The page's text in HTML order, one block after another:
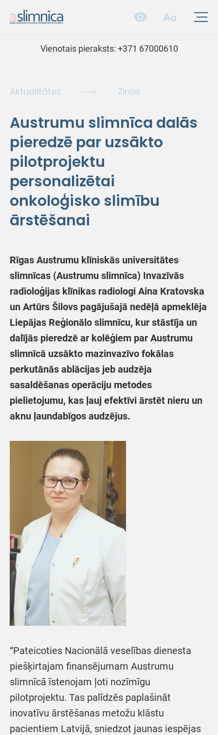
Vienotais pieraksts: +371 67000610
Aktualitātes Ziņas
Austrumu slimnīca dalās
pieredzē par uzsākto
pilotprojektu
personalizētai
onkoloģisko slimību
ārstēšanai
Rīgas Austrumu klīniskās universitātes
slimnīcas (Austrumu slimnīca) Invazīvās
radioloģijas klīnikas radiologi Aina Kratovska
un Artūrs Šilovs pagājušajā nedēļā apmeklēja
Liepājas Reģionālo slimnīcu, kur stāstīja un
dalījās pieredzē ar kolēģiem par Austrumu
slimnīcā uzsākto mazinvazīvo fokālas
perkutānās ablācijas jeb audzēja
sasaldēšanas operāciju metodes
pielietojumu, kas ļauj efektīvi ārstēt nieru un
aknu ļaundabīgos audzējus.
“Pateicoties Nacionālā veselības dienesta
piešķirtajam finansējumam Austrumu
slimnīcā īstenojam ļoti nozīmīgu
pilotprojektu. Tas palīdzēs paplašināt
inovatīvu ārstēšanas metožu klāstu
pacientiem Latvijā, sniedzot jaunas iespējas